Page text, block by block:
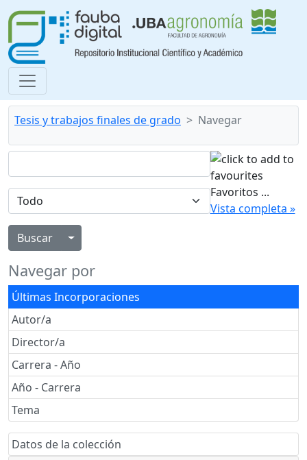
Tesis y trabajos finales de grado Navegar
Alternar menú desplegable
Favoritos ...
Vista completa »
Navegar por
Últimas Incorporaciones
Autor/a
Director/a
Carrera - Año
Año - Carrera
Tema
Datos de la colección